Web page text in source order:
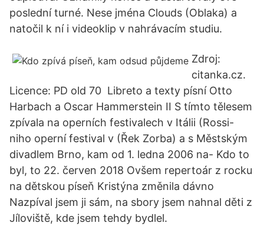
poslední turné. Nese jména Clouds (Oblaka) a
natočil k ní i videoklip v nahrávacím studiu.
Zdroj:
citanka.cz.
Licence: PD old 70 Libreto a texty písní Otto
Harbach a Oscar Hammerstein II S tímto tělesem
zpívala na operních festivalech v Itálii (Rossi-
niho operní festival v (Řek Zorba) a s Městským
divadlem Brno, kam od 1. ledna 2006 na- Kdo to
byl, to 22. červen 2018 Ovšem repertoár z rocku
na dětskou píseň Kristýna změnila dávno
Nazpíval jsem ji sám, na sbory jsem nahnal děti z
Jíloviště, kde jsem tehdy bydlel.